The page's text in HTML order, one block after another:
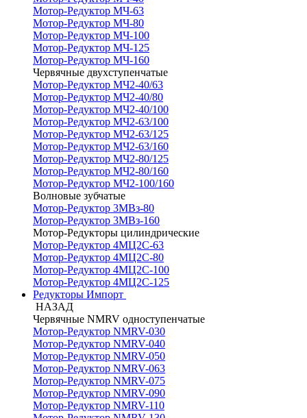
Мотор-Редуктор МЧ-63
Мотор-Редуктор МЧ-80
Мотор-Редуктор МЧ-100
Мотор-Редуктор МЧ-125
Мотор-Редуктор МЧ-160
Червячные двухступенчатые
Мотор-Редуктор МЧ2-40/63
Мотор-Редуктор МЧ2-40/80
Мотор-Редуктор МЧ2-40/100
Мотор-Редуктор МЧ2-63/100
Мотор-Редуктор МЧ2-63/125
Мотор-Редуктор МЧ2-63/160
Мотор-Редуктор МЧ2-80/125
Мотор-Редуктор МЧ2-80/160
Мотор-Редуктор МЧ2-100/160
Волновые зубчатые
Мотор-Редуктор 3МВз-80
Мотор-Редуктор 3МВз-160
Мотор-Редукторы цилиндрические
Мотор-Редуктор 4МЦ2С-63
Мотор-Редуктор 4МЦ2С-80
Мотор-Редуктор 4МЦ2С-100
Мотор-Редуктор 4МЦ2С-125
Редукторы Импорт
НАЗАД
Червячные NMRV одноступенчатые
Мотор-Редуктор NMRV-030
Мотор-Редуктор NMRV-040
Мотор-Редуктор NMRV-050
Мотор-Редуктор NMRV-063
Мотор-Редуктор NMRV-075
Мотор-Редуктор NMRV-090
Мотор-Редуктор NMRV-110